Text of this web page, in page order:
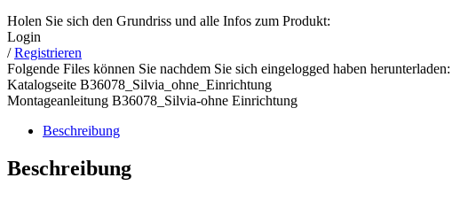
Holen Sie sich den Grundriss und alle Infos zum Produkt:
Login
/Registrieren
Folgende Files können Sie nachdem Sie sich eingelogged haben herunterladen:
Katalogseite B36078_Silvia_ohne_Einrichtung
Montageanleitung B36078_Silvia-ohne Einrichtung
Beschreibung
Beschreibung